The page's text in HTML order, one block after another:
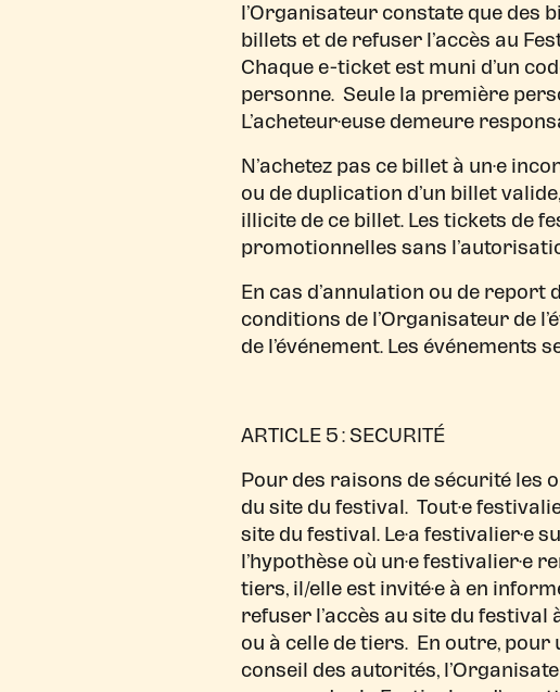
l’Organisateur constate que des
billets et de refuser l’accès au
Chaque e-ticket est muni d’un
personne. Seule la première
L’acheteur·euse demeure
N’achetez pas ce billet à un·e
ou de duplication d’un billet
illicite de ce billet. Les tickets de
promotionnelles sans
En cas d’annulation ou de
conditions de l’Organisateur de
de l’événement. Les
ARTICLE 5 : SECURITÉ
Pour des raisons de sécurité les
du site du festival. Tout·e
site du festival. Le·a festivalier·e
l’hypothèse où un·e festivalier·e
tiers, il/elle est invité·e à en
refuser l’accès au site du
ou à celle de tiers. En outre,
conseil des autorités,